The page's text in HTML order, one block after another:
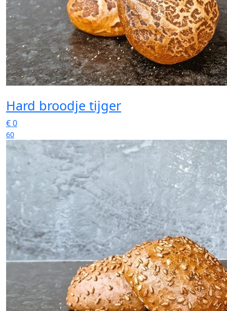
Hard broodje tijger
€0
60